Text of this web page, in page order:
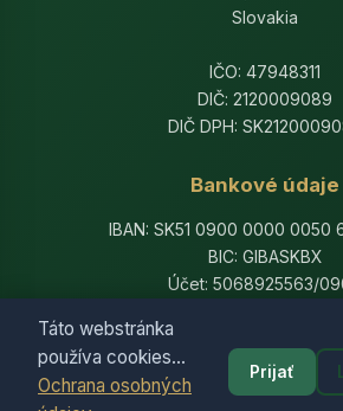
Táto webstránka
používa cookies...
Ochrana osobných
Prijať
Slovakia
IČO: 47948311
DIČ: 2120009089
DIČ DPH:
Bankové údaje
IBAN: SK51 0900 0000 0050
BIC: GIBASKBX
Účet: 5068925563/